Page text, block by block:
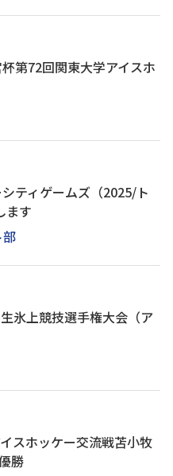
第72回関東大学アイスホ
ティゲームズ（2025/ト
ます
氷上競技選手権大会（ア
スホッケー交流戦苫小牧
勝